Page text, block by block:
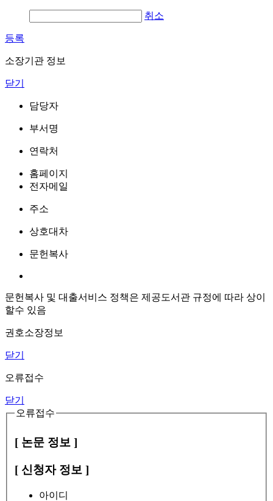
취소
등록
소장기관 정보
닫기
담당자
부서명
연락처
홈페이지
전자메일
주소
상호대차
문헌복사
문헌복사 및 대출서비스 정책은 제공도서관 규정에 따라 상이
할수 있음
권호소장정보
닫기
오류접수
닫기
오류접수
[ 논문 정보 ]
[ 신청자 정보 ]
아이디